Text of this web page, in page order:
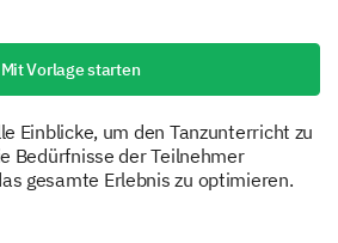
Mit Vorlage starten
Einblicke, um den Tanzunterricht zu
Bedürfnisse der Teilnehmer
gesamte Erlebnis zu optimieren.